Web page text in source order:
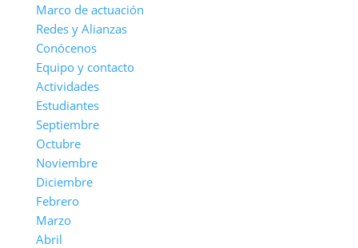
Marco de actuación
Redes y Alianzas
Conócenos
Equipo y contacto
Actividades
Estudiantes
Septiembre
Octubre
Noviembre
Diciembre
Febrero
Marzo
Abril